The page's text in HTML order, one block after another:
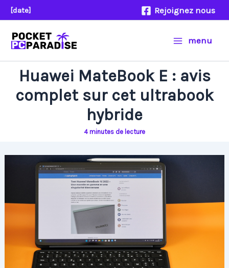
Aller
au
contenu
[date] Rejoignez nous
menu
Huawei MateBook E : avis
complet sur cet ultrabook
hybride
4 minutes de lecture